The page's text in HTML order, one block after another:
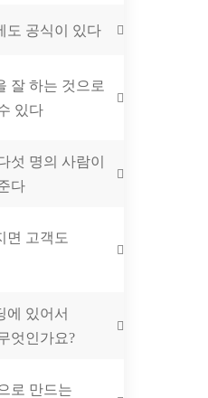
도 공식이 있다
잘 하는 것으로
있다
섯 명의 사람이
다
면 고객도
에 있어서
엇인가요?
로 만드는